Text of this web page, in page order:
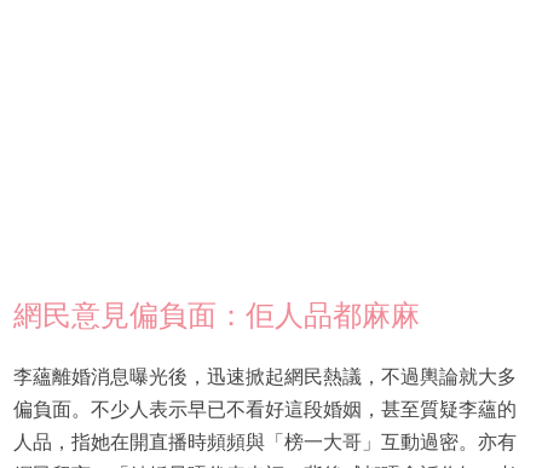
網民意見偏負面：佢人品都麻麻
李蘊離婚消息曝光後，迅速掀起網民熱議，不過輿論就大多
偏負面。不少人表示早已不看好這段婚姻，甚至質疑李蘊的
人品，指她在開直播時頻頻與「榜一大哥」互動過密。亦有